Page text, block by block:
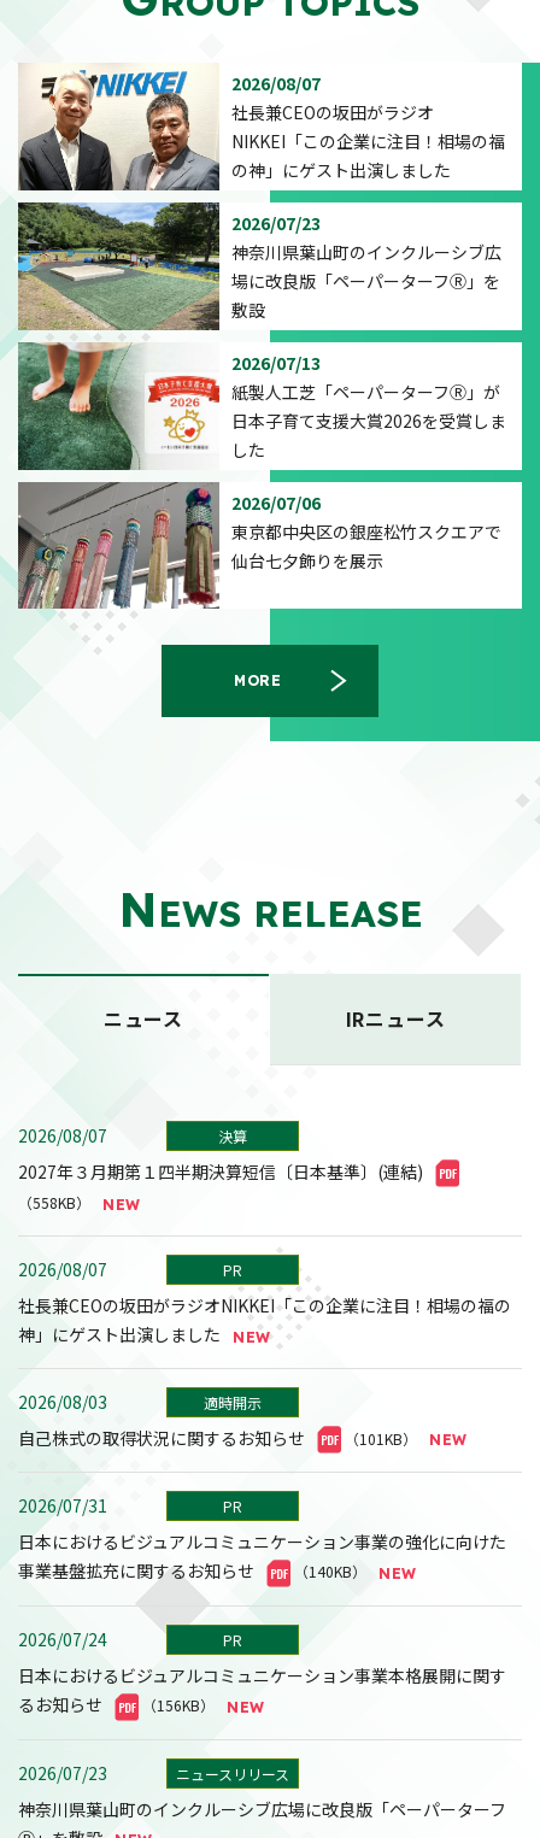
MORE
2026/08/07
社長兼CEOの坂田がラジオ
NIKKEI「この企業に注目！相場の福
の神」にゲスト出演しました
2026/07/23
神奈川県葉山町のインクルーシブ広
場に改良版「ペーパーターフⓇ」を
敷設
2026/07/13
紙製人工芝「ペーパーターフⓇ」が
日本子育て支援大賞2026を受賞しま
した
2026/07/06
東京都中央区の銀座松竹スクエアで
仙台七夕飾りを展示
NEWS RELEASE
ニュース IRニュース
2026/08/07 決算
2027年３月期第１四半期決算短信〔日本基準〕(連結)
（558KB）
2026/08/07 PR
社長兼CEOの坂田がラジオNIKKEI「この企業に注目！相場の福の
神」にゲスト出演しました
2026/08/03 適時開示
自己株式の取得状況に関するお知らせ （101KB）
2026/07/31 PR
日本におけるビジュアルコミュニケーション事業の強化に向けた
事業基盤拡充に関するお知らせ
（140KB）
2026/07/24 PR
日本におけるビジュアルコミュニケーション事業本格展開に関す
るお知らせ
（156KB）
2026/07/23 ニュースリリース
神奈川県葉山町のインクルーシブ広場に改良版「ペーパーターフ